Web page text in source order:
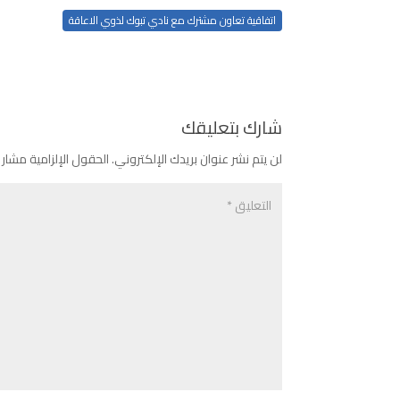
اتفاقية تعاون مشترك مع نادي تبوك لذوي الاعاقة
شارك بتعليقك
لن يتم نشر عنوان بريدك الإلكتروني.الحقول الإلزامية مشار